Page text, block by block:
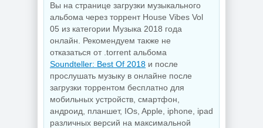
Вы на странице загрузки музыкального
альбома через торрент House Vibes Vol
05 из категории Музыка 2018 года
онлайн. Рекомендуем также не
отказаться от .torrent альбома
Soundteller: Best Of 2018 и после
прослушать музыку в онлайне после
загрузки торрентом бесплатно для
мобильных устройств, смартфон,
андроид, планшет, IOs, Apple, iphone, ipad
различных версий на максимальной